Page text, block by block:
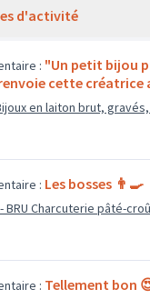
d'activité
: "Un petit bijou
cette
en laiton brut,
: Les bosses 👨‍🍳
BRU Charcuterie pâté-
: Tellement bon